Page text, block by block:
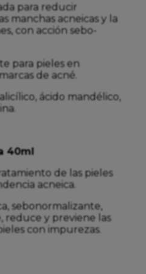
para reducir
manchas acneicas y la
con acción sebo-
para pieles en
de acné.
ácido mandélico,
40ml
de las pieles
acneica.
sebonormalizante,
reduce y previene las
con impurezas.